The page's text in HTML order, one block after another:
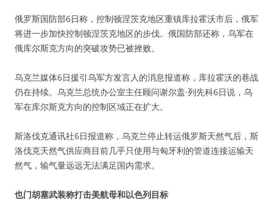
俄罗斯国防部6日称，控制顿涅茨克地区重镇库拉霍沃市后，俄军
将进一步加快控制顿涅茨克地区的步伐。俄国防部还称，乌军在
俄库尔斯克方向的突破攻势已被挫败。
乌克兰媒体6日援引乌军方发言人的消息报道称，库拉霍沃的巷战
仍在持续。乌克兰总统办公室主任顾问谢尔盖·列先科6日说，乌
军在库尔斯克方向的控制区域正在扩大。
斯洛伐克通讯社6日报道称，乌克兰停止转运俄罗斯天然气后，斯
洛伐克天然气供应商目前几乎只使用与匈牙利的管道连接运输天
然气，输气量远远无法满足国内需求。
也门胡塞武装称打击美航母和以色列目标